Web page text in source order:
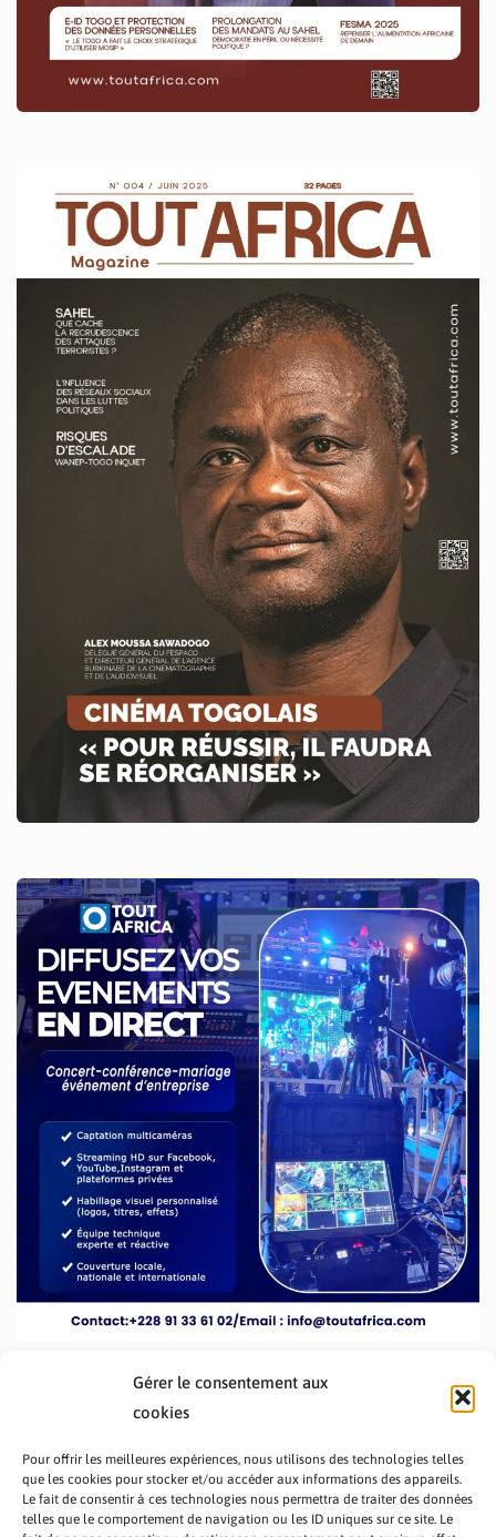
Gérer le consentement aux
cookies
Pour offrir les meilleures expériences, nous utilisons des technologies telles
que les cookies pour stocker et/ou accéder aux informations des appareils.
Le fait de consentir à ces technologies nous permettra de traiter des données
telles que le comportement de navigation ou les ID uniques sur ce site. Le